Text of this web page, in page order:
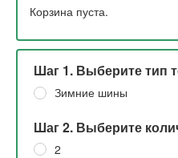
Корзина пуста.
Шаг 1. Выберите тип
Зимние шины
Шаг 2. Выберите
2